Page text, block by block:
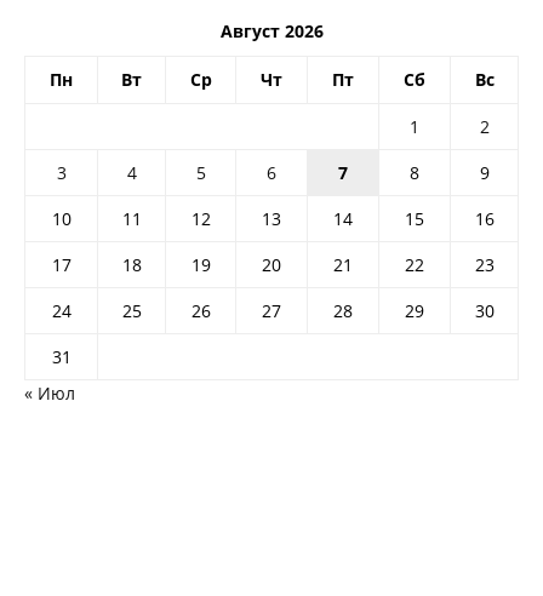
Август 2026
Пн Вт Ср Чт Пт Сб Вс
1
2
3
4 5 6 7 8
9
10
11 12 13 14 15
16
17
18 19 20 21 22
23
24
25 26 27 28 29
30
31
« Июл